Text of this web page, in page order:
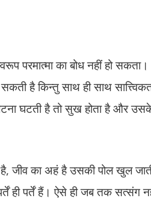
परमात्मा का बोध नहीं हो
है किन्तु साथ ही साथ
घटती है तो सुख होता है और उसके
है, जीव का अहं है उसकी पोल खुल
पर्तें हैं। ऐसे ही जब तक सत्संग